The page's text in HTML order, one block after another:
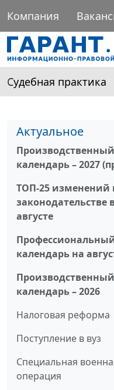
Компания
Судебная практика
Актуальное
Производственный
календарь – 2027
ТОП-25 изменений
законодательстве
августе
календарь на
Производственный
календарь – 2026
Налоговая реформа
Поступление в вуз
Специальная
операция